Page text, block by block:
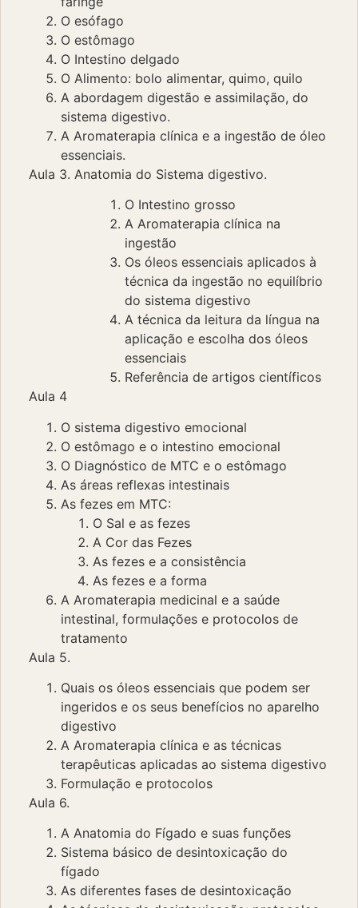
O esófago
O estômago
O Intestino delgado
O Alimento: bolo alimentar, quimo, quilo
A abordagem digestão e assimilação, do
sistema digestivo.
A Aromaterapia clínica e a ingestão de óleo
essenciais.
Aula 3. Anatomia do Sistema digestivo.
O Intestino grosso
A Aromaterapia clínica na
ingestão
Os óleos essenciais aplicados à
técnica da ingestão no equilíbrio
do sistema digestivo
A técnica da leitura da língua na
aplicação e escolha dos óleos
essenciais
Referência de artigos científicos
Aula 4
O sistema digestivo emocional
O estômago e o intestino emocional
O Diagnóstico de MTC e o estômago
As áreas reflexas intestinais
As fezes em MTC:
O Sal e as fezes
A Cor das Fezes
As fezes e a consistência
As fezes e a forma
A Aromaterapia medicinal e a saúde
intestinal, formulações e protocolos de
tratamento
Aula 5.
Quais os óleos essenciais que podem ser
ingeridos e os seus benefícios no aparelho
digestivo
A Aromaterapia clínica e as técnicas
terapêuticas aplicadas ao sistema digestivo
Formulação e protocolos
Aula 6.
A Anatomia do Fígado e suas funções
Sistema básico de desintoxicação do
fígado
As diferentes fases de desintoxicação